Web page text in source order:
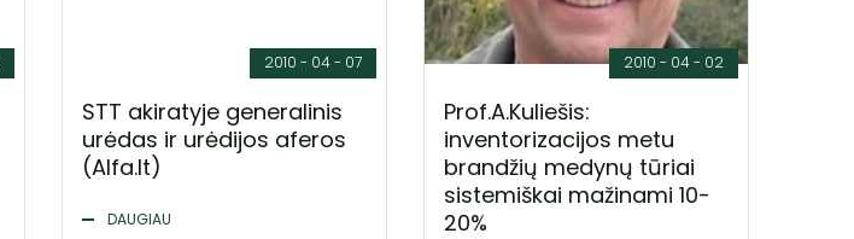
2010 - 04 - 07
STT akiratyje generalinis
urėdas ir urėdijos aferos
(Alfa.lt)
DAUGIAU
2010 - 04 - 02
Prof.A.Kuliešis:
inventorizacijos metu
brandžių medynų tūriai
sistemiškai mažinami 10-
20%